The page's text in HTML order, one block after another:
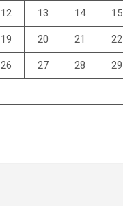
12 13 14 15
19 20 21 22
26 27 28 29